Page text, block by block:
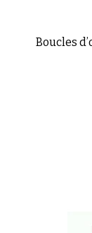
Boucles